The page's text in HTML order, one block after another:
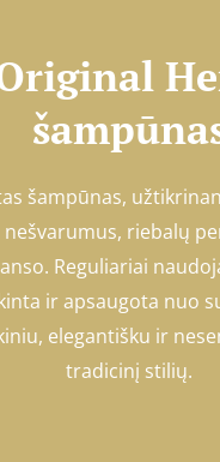
šampūnas,
riebalų
Reguliariai
ir apsaugota nuo
elegantišku ir
tradicinį stilių.